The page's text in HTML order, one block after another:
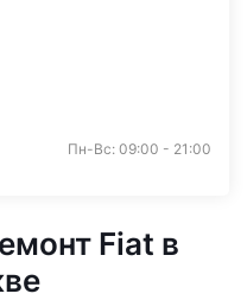
Пн-Вс: 09:00 - 21:00
Fiat в